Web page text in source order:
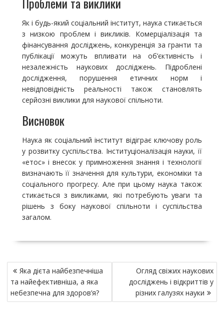
Як і будь-який соціальний інститут, наука стикається
з низкою проблем і викликів. Комерціалізація та
фінансування досліджень, конкуренція за гранти та
публікації можуть впливати на об’єктивність і
незалежність наукових досліджень. Підроблені
дослідження, порушення етичних норм і
невідповідність реальності також становлять
серйозні виклики для наукової спільноти.
Висновок
Наука як соціальний інститут відіграє ключову роль
у розвитку суспільства. Інституціоналізація науки, її
«етос» і внесок у примноження знання і технології
визначають її значення для культури, економіки та
соціального прогресу. Але при цьому наука також
стикається з викликами, які потребують уваги та
рішень з боку наукової спільноти і суспільства
загалом.
Н
а
в
и
Яка дієта найбезпечніша
та найефективніша, а яка
небезпечна для здоров’я?
Огляд свіжих наукових
досліджень і відкриттів у
різних галузях науки